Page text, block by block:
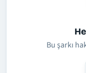
Bu şarkı